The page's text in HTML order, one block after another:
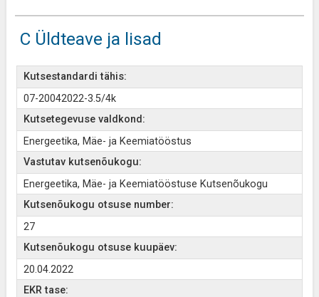
C Üldteave ja lisad
Kutsestandardi tähis:
07-20042022-3.5/4k
Kutsetegevuse valdkond:
Energeetika, Mäe- ja Keemiatööstus
Vastutav kutsenõukogu:
Energeetika, Mäe- ja Keemiatööstuse Kutsenõukogu
Kutsenõukogu otsuse number:
27
Kutsenõukogu otsuse kuupäev:
20.04.2022
EKR tase: